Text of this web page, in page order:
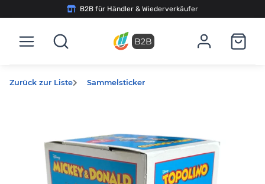
B2B für Händler & Wiederverkäufer
B2B
Zurück zur Liste Sammelsticker